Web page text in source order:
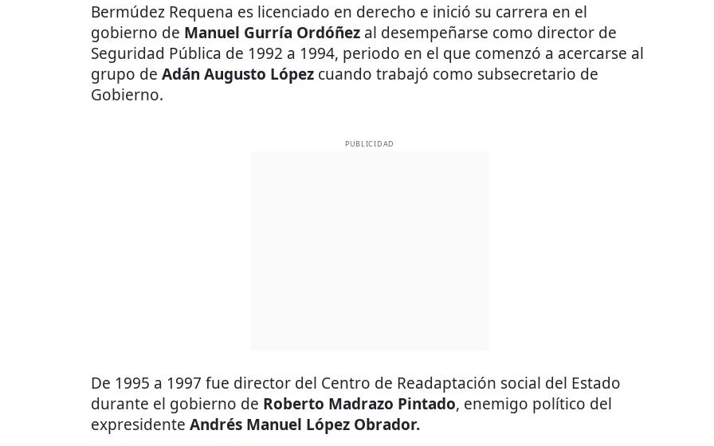
Bermúdez Requena es licenciado en derecho e inició su carrera en el
gobierno de Manuel Gurría Ordóñez al desempeñarse como director de
Seguridad Pública de 1992 a 1994, periodo en el que comenzó a acercarse al
grupo de Adán Augusto López cuando trabajó como subsecretario de
Gobierno.
PUBLICIDAD
De 1995 a 1997 fue director del Centro de Readaptación social del Estado
durante el gobierno de Roberto Madrazo Pintado, enemigo político del
expresidente Andrés Manuel López Obrador.